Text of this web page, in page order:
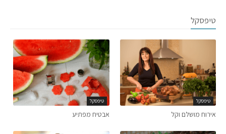
טיפסקל
טיפסקל
אירוח מושלם וקל
טיפסקל
אבטיח מפתיע